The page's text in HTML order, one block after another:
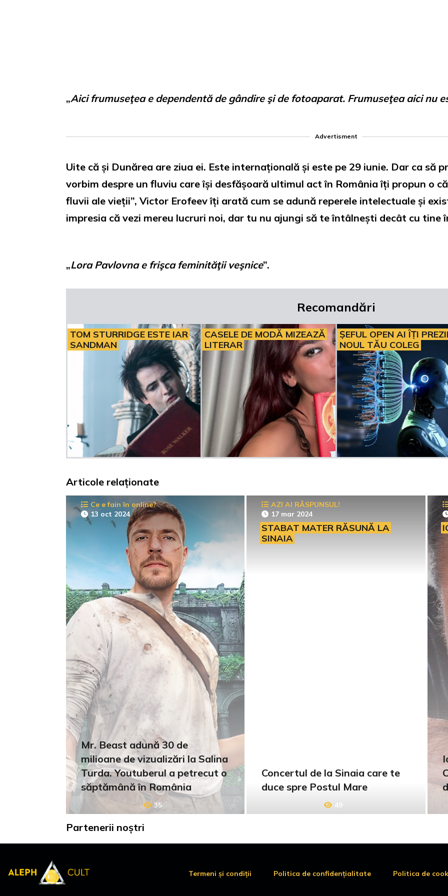
„Aici frumuseţea e dependentă de gândire şi de fotoaparat. Frumuseţea aici nu
Advertisment
Uite că și Dunărea are ziua ei. Este internațională și este pe 29 iunie. Dar ca să
vorbim despre un fluviu care își desfășoară ultimul act în România îți propun o
fluvii ale vieții”, Victor Erofeev îți arată cum se adună reperele intelectuale și
impresia că vezi mereu lucruri noi, dar tu nu ajungi să te întâlnești decât cu tine
„Lora Pavlovna e frişca feminităţii veşnice”.
Recomandări
TOM STURRIDGE ESTE IAR
SANDMAN
CASELE DE MODĂ MIZEAZĂ
LITERAR
ȘEFUL OPEN AI ÎȚI
NOUL TĂU COLEG
Articole relaționate
Ce e fain în online?
13 oct 2024
Mr. Beast adună 30 de
milioane de vizualizări la Salina
Turda. Youtuberul a petrecut o
săptămână în România
35
AZI AI RĂSPUNSUL!
17 mar 2024
STABAT MATER RĂSUNĂ LA
SINAIA
Concertul de la Sinaia care te
duce spre Postul Mare
49
Partenerii noștri
Termeni și condiții Politica de confidențialitate Politica de